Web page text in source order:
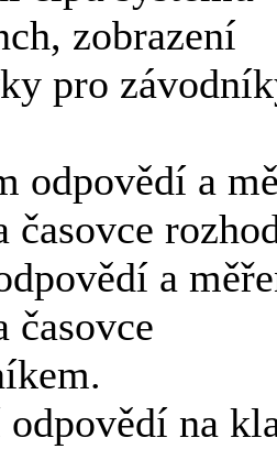
zobrazení
pro
odpovědí a
časovce
a
časovce
odpovědí na